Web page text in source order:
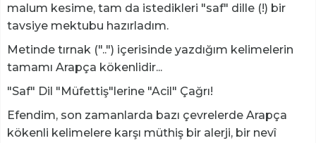
malum kesime, tam da istedikleri "saf" dille (!) bir
tavsiye mektubu hazırladım.
Metinde tırnak ("..") içerisinde yazdığım kelimelerin
tamamı Arapça kökenlidir...
"​Saf" Dil "Müfettiş"lerine "Acil" Çağrı!
​Efendim, son zamanlarda bazı çevrelerde Arapça
kökenli kelimelere karşı müthiş bir alerji, bir nevî